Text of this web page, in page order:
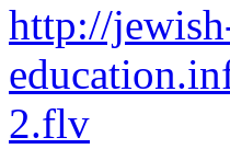
http://
2.flv